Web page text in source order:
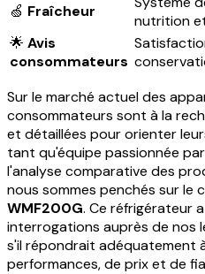
🍏 Fraîcheur
nutrition
🌟 Avis
consommateurs
Sur le marché actuel des
consommateurs sont à la
et détaillées pour orienter
tant qu'équipe passionnée
l'analyse comparative des
nous sommes penchés sur le
WMF200G. Ce réfrigérateur
interrogations auprès de nos
s'il répondrait adéquatement
performances, de prix et de